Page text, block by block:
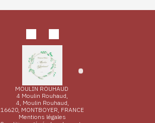
MOULIN ROUHAUD
4 Moulin Rouhaud,
4, Moulin Rouhaud,
16620, MONTBOYER, FRANCE
Mentions légales